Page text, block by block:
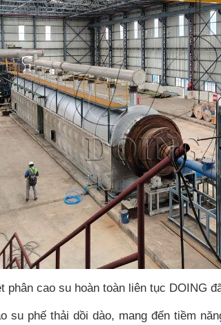
phân cao su hoàn toàn liên tục DOING
su phế thải dồi dào, mang đến tiềm